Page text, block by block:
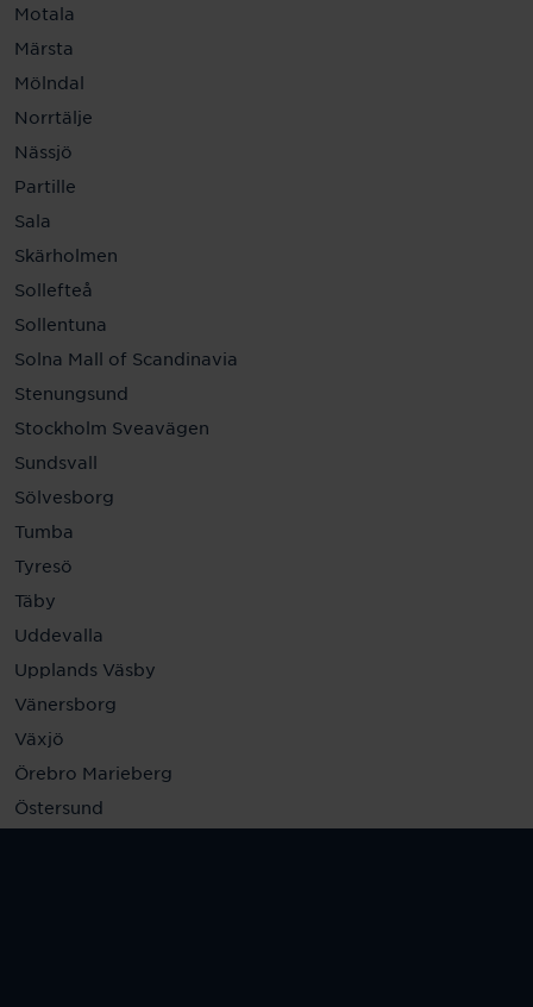
Motala
Märsta
Mölndal
Norrtälje
Nässjö
Partille
Sala
Skärholmen
Sollefteå
Sollentuna
Solna Mall of Scandinavia
Stenungsund
Stockholm Sveavägen
Sundsvall
Sölvesborg
Tumba
Tyresö
Täby
Uddevalla
Upplands Väsby
Vänersborg
Växjö
Örebro Marieberg
Östersund